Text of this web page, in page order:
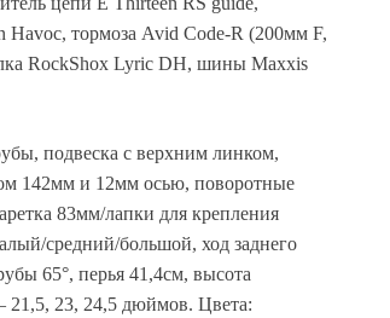
тормоза Avid Code-R (200мм F,
RockShox Lyric DH, шины Maxxis
подвеска с верхним линком,
142мм и 12мм осью, поворотные
83мм/лапки для крепления
средний/большой, ход заднего
65°, перья 41,4см, высота
21,5, 23, 24,5 дюймов. Цвета: